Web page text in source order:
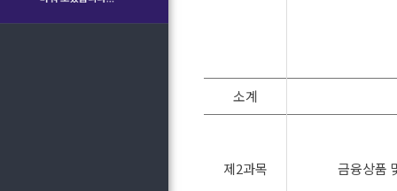
소계
제2과목 금융상품